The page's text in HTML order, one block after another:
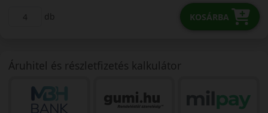
db KOSÁRBA
Áruhitel és részletfizetés kalkulátor